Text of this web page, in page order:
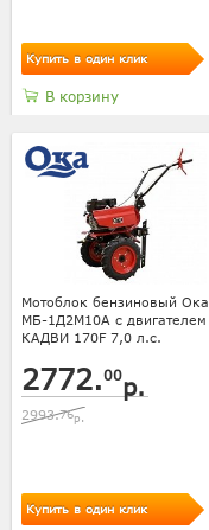
Купить в один клик
В корзину
Мотоблок бензиновый Ока
МБ-1Д2М10А с двигателем
КАДВИ 170F 7,0 л.с.
2772.00р.
2993.76р.
Купить в один клик